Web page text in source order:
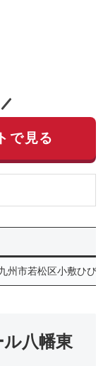
で見る
州市若松区小敷ひび
八幡東